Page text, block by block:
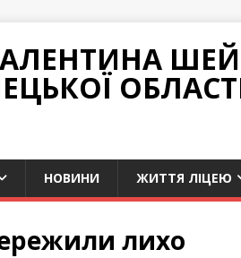
НОВИНИ ЖИТТЯ ЛІЦЕЮ
лихо